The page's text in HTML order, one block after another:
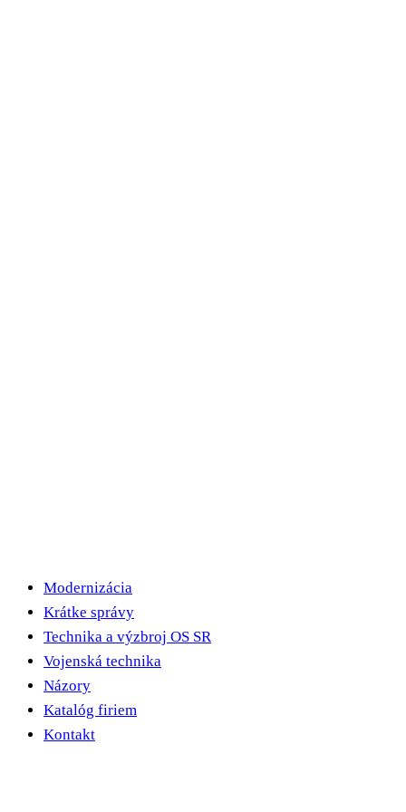
Modernizácia
Krátke správy
Technika a výzbroj OS SR
Vojenská technika
Názory
Katalóg firiem
Kontakt